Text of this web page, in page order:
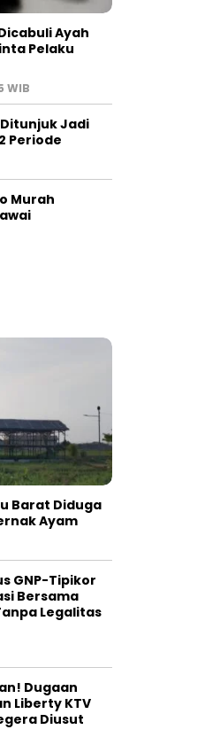
Ayah
Pelaku
WIB
Jadi
Periode
Murah
Barat Diduga
Ayam
GNP-Tipikor
Bersama
Legalitas
Dugaan
Liberty KTV
Diusut